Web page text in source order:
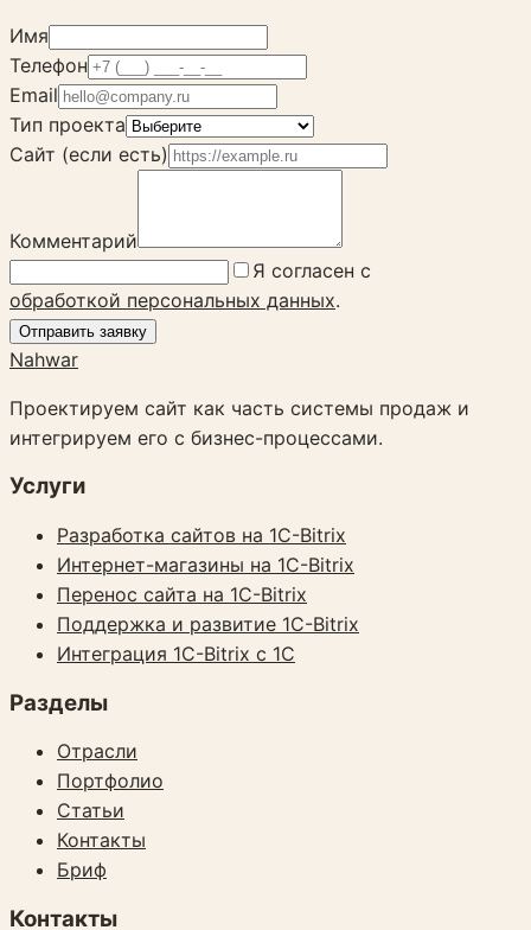
Имя
Телефон
Email
Тип проекта
Сайт (если есть)
Комментарий
Я согласен с
обработкой персональных данных.
Отправить заявку
Nahwar
Проектируем сайт как часть системы продаж и
интегрируем его с бизнес-процессами.
Услуги
Разработка сайтов на 1C-Bitrix
Интернет-магазины на 1C-Bitrix
Перенос сайта на 1C-Bitrix
Поддержка и развитие 1C-Bitrix
Интеграция 1C-Bitrix с 1С
Разделы
Отрасли
Портфолио
Статьи
Контакты
Бриф
Контакты